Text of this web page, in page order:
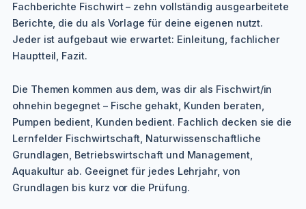
Fachberichte Fischwirt – zehn vollständig ausgearbeitete
Berichte, die du als Vorlage für deine eigenen nutzt.
Jeder ist aufgebaut wie erwartet: Einleitung, fachlicher
Hauptteil, Fazit.
Die Themen kommen aus dem, was dir als Fischwirt/in
ohnehin begegnet – Fische gehakt, Kunden beraten,
Pumpen bedient, Kunden bedient. Fachlich decken sie die
Lernfelder Fischwirtschaft, Naturwissenschaftliche
Grundlagen, Betriebswirtschaft und Management,
Aquakultur ab. Geeignet für jedes Lehrjahr, von
Grundlagen bis kurz vor die Prüfung.